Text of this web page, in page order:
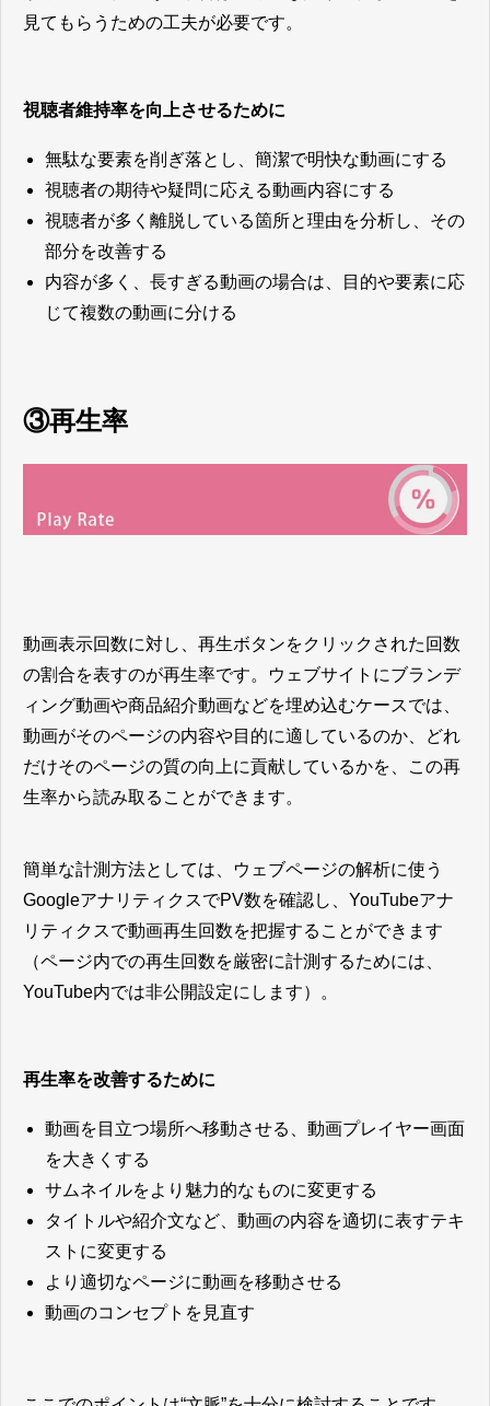
見てもらうための工夫が必要です。
視聴者維持率を向上させるために
無駄な要素を削ぎ落とし、簡潔で明快な動画にする
視聴者の期待や疑問に応える動画内容にする
視聴者が多く離脱している箇所と理由を分析し、その
部分を改善する
内容が多く、長すぎる動画の場合は、目的や要素に応
じて複数の動画に分ける
③再生率
動画表示回数に対し、再生ボタンをクリックされた回数
の割合を表すのが再生率です。ウェブサイトにブランデ
ィング動画や商品紹介動画などを埋め込むケースでは、
動画がそのページの内容や目的に適しているのか、どれ
だけそのページの質の向上に貢献しているかを、この再
生率から読み取ることができます。
簡単な計測方法としては、ウェブページの解析に使う
GoogleアナリティクスでPV数を確認し、YouTubeアナ
リティクスで動画再生回数を把握することができます
（ページ内での再生回数を厳密に計測するためには、
YouTube内では非公開設定にします）。
再生率を改善するために
動画を目立つ場所へ移動させる、動画プレイヤー画面
を大きくする
サムネイルをより魅力的なものに変更する
タイトルや紹介文など、動画の内容を適切に表すテキ
ストに変更する
より適切なページに動画を移動させる
動画のコンセプトを見直す